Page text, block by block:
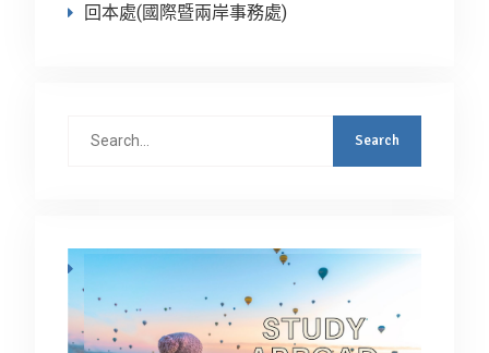
回本處(國際暨兩岸事務處)